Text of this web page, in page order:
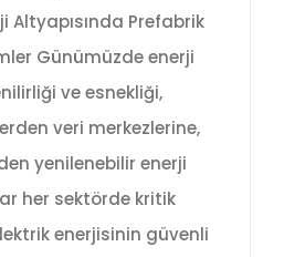
Altyapısında Prefabrik
Günümüzde enerji
ve esnekliği,
veri merkezlerine,
yenilenebilir enerji
her sektörde kritik
enerjisinin güvenli